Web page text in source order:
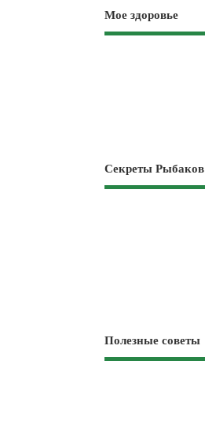
Мое здоровье
Секреты Рыбаков
Полезные советы